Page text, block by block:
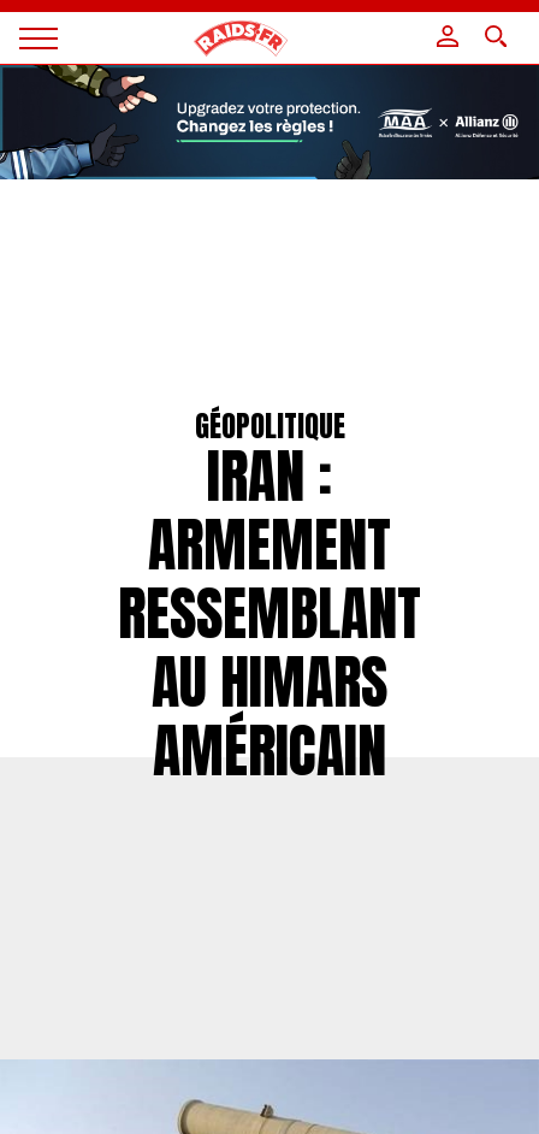
Magazine
Raids
GÉOPOLITIQUE
IRAN :
ARMEMENT
RESSEMBLANT
AU HIMARS
AMÉRICAIN
Panneau de gestion des cookies